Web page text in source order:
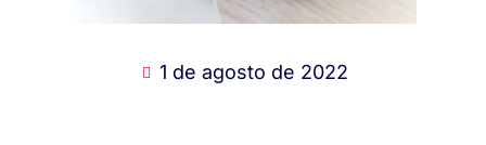
1 de agosto de 2022